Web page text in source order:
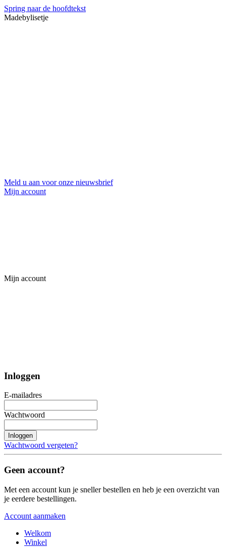
Spring naar de hoofdtekst
Madebylisetje
Meld u aan voor onze nieuwsbrief
Mijn account
Mijn account
Inloggen
E-mailadres
Wachtwoord
Inloggen
Wachtwoord vergeten?
Geen account?
Met een account kun je sneller bestellen en heb je een overzicht van
je eerdere bestellingen.
Account aanmaken
Welkom
Winkel